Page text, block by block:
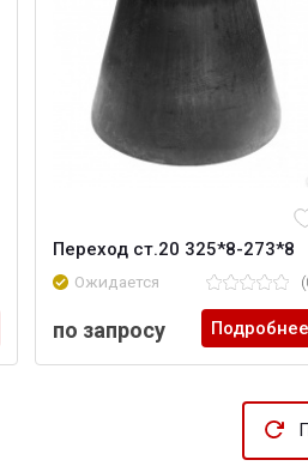
Переход ст.20 325*8-273*8
Ожидается
по запросу Подробнее